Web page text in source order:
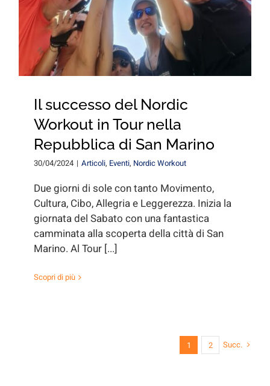
Il successo del Nordic
Workout in Tour nella
Repubblica di San Marino
30/04/2024 | Articoli, Eventi, Nordic Workout
Due giorni di sole con tanto Movimento,
Cultura, Cibo, Allegria e Leggerezza. Inizia la
giornata del Sabato con una fantastica
camminata alla scoperta della città di San
Marino. Al Tour [...]
Scopri di più
1 2 Succ.